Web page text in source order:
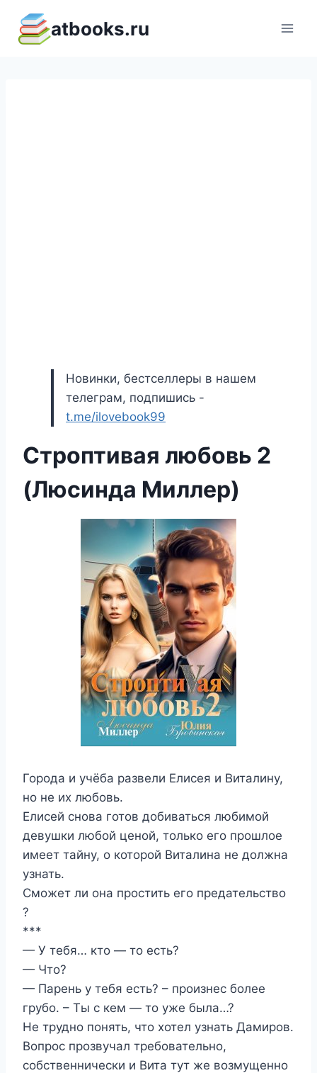
содержимому
atbooks.ru
Новинки, бестселлеры в нашем
телеграм, подпишись -
t.me/ilovebook99
Строптивая любовь 2
(Люсинда Миллер)
Города и учёба развели Елисея и Виталину,
но не их любовь.
Елисей снова готов добиваться любимой
девушки любой ценой, только его прошлое
имеет тайну, о которой Виталина не должна
узнать.
Сможет ли она простить его предательство
?
***
— У тебя… кто — то есть?
— Что?
— Парень у тебя есть? – произнес более
грубо. – Ты с кем — то уже была…?
Не трудно понять, что хотел узнать Дамиров.
Вопрос прозвучал требовательно,
собственнически и Вита тут же возмущенно